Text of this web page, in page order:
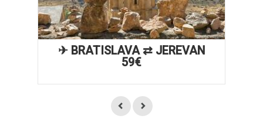
✈ BRATISLAVA ⇄ JEREVAN
59€